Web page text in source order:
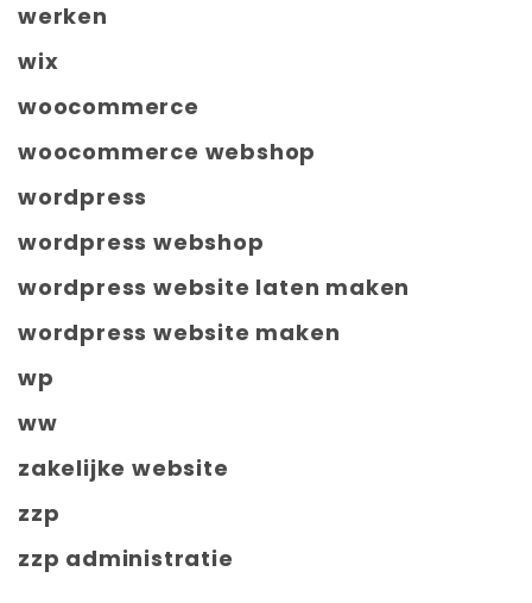
werken
wix
woocommerce
woocommerce webshop
wordpress
wordpress webshop
wordpress website laten maken
wordpress website maken
wp
ww
zakelijke website
zzp
zzp administratie